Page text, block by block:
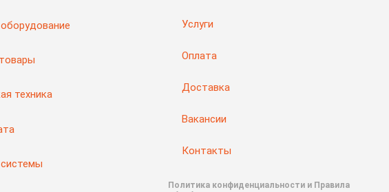
техника
Услуги
Оплата
Доставка
Вакансии
Контакты
Политика конфиденциальности и Правила